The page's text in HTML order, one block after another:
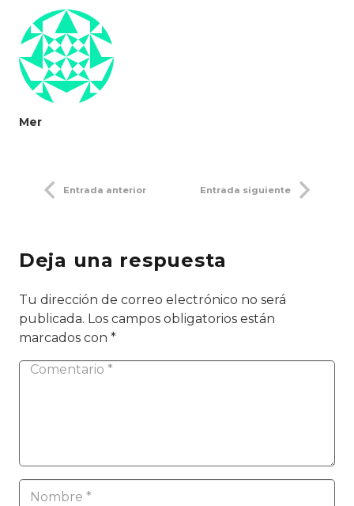
Mer
Entrada anterior Entrada siguiente
Deja una respuesta
Tu dirección de correo electrónico no será
publicada. Los campos obligatorios están
marcados con *